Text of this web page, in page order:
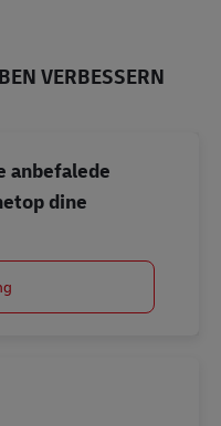
VERBESSERN
anbefalede
dine